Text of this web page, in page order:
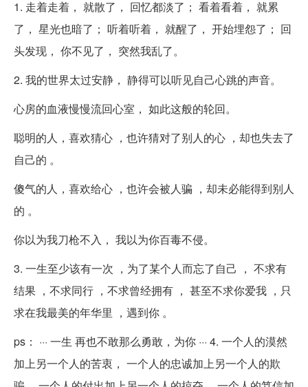
1. 走着走着， 就散了， 回忆都淡了； 看着看着， 就累
了， 星光也暗了； 听着听着， 就醒了， 开始埋怨了； 回
头发现， 你不见了， 突然我乱了。
2. 我的世界太过安静， 静得可以听见自己心跳的声音。
心房的血液慢慢流回心室， 如此这般的轮回。
聪明的人，喜欢猜心 ，也许猜对了别人的心 ，却也失去了
自己的 。
傻气的人，喜欢给心 ，也许会被人骗 ，却未必能得到别人
的 。
你以为我刀枪不入， 我以为你百毒不侵。
3. 一生至少该有一次 ，为了某个人而忘了自己 ， 不求有
结果 ，不求同行 ，不求曾经拥有 ， 甚至不求你爱我 ，只
求在我最美的年华里 ，遇到你 。
ps： ··· 一生 再也不敢那么勇敢，为你 ··· 4. 一个人的漠然
加上另一个人的苦衷， 一个人的忠诚加上另一个人的欺